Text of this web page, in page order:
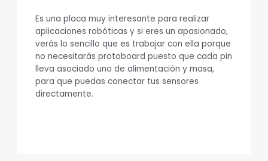
Es una placa muy interesante para realizar
aplicaciones robóticas y si eres un apasionado,
verás lo sencillo que es trabajar con ella porque
no necesitarás protoboard puesto que cada pin
lleva asociado uno de alimentación y masa,
para que puedas conectar tus sensores
directamente.